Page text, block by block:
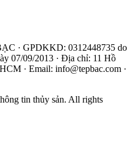
· GPDKKD: 0312448735 do
07/09/2013 · Địa chỉ: 11 Hồ
· Email: info@tepbac.com ·
tin thủy sản. All rights